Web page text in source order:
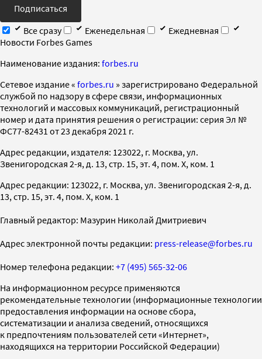
Подписаться
Все сразу
Еженедельная
Ежедневная
Новости Forbes Games
Наименование издания: forbes.ru
Cетевое издание « forbes.ru » зарегистрировано Федеральной
службой по надзору в сфере связи, информационных
технологий и массовых коммуникаций, регистрационный
номер и дата принятия решения о регистрации: серия Эл №
ФС77-82431 от 23 декабря 2021 г.
Адрес редакции, издателя: 123022, г. Москва, ул.
Звенигородская 2-я, д. 13, стр. 15, эт. 4, пом. X, ком. 1
Адрес редакции: 123022, г. Москва, ул. Звенигородская 2-я, д.
13, стр. 15, эт. 4, пом. X, ком. 1
Главный редактор: Мазурин Николай Дмитриевич
Адрес электронной почты редакции: press-release@forbes.ru
Номер телефона редакции: +7 (495) 565-32-06
На информационном ресурсе применяются
рекомендательные технологии (информационные технологии
предоставления информации на основе сбора,
систематизации и анализа сведений, относящихся
к предпочтениям пользователей сети «Интернет»,
находящихся на территории Российской Федерации)